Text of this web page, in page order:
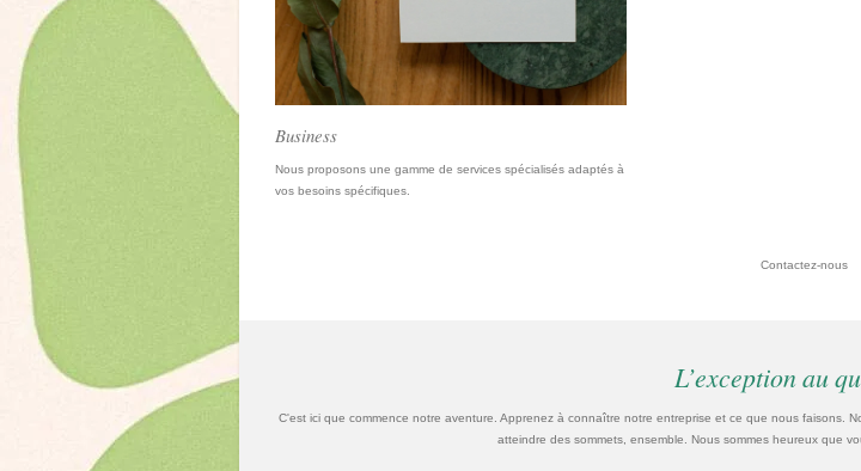
Business
Nous proposons une gamme de services spécialisés adaptés à
vos besoins spécifiques.
Contactez-nous
L’exception au
C'est ici que commence notre aventure. Apprenez à connaître notre entreprise et ce que nous faisons.
atteindre des sommets, ensemble. Nous sommes heureux que